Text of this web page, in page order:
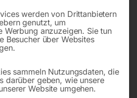
werden von Drittanbietern
genutzt, um
Werbung anzuzeigen. Sie tun
Besucher über Websites
sammeln Nutzungsdaten, die
darüber geben, wie unsere
Website umgehen.